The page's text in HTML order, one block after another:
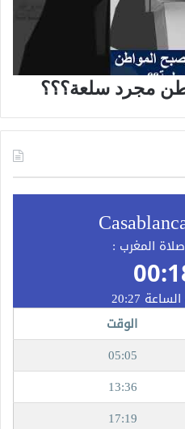
مجرد سلعة؟؟؟